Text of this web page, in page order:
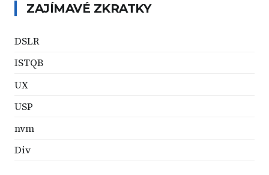
ZAJÍMAVÉ ZKRATKY
DSLR
ISTQB
UX
USP
nvm
Div